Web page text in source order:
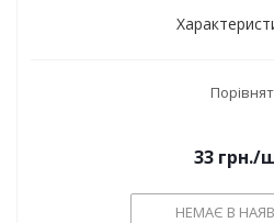
33 грн./
НЕМАЄ В